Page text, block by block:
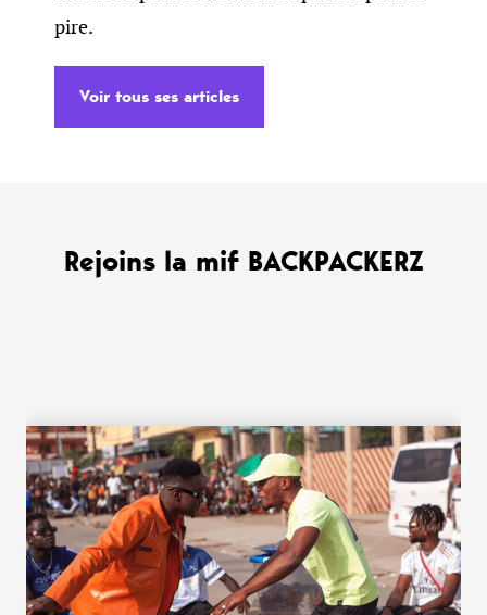
pire.
Voir tous ses articles
Rejoins la mif BACKPACKERZ
WANT MORE ?